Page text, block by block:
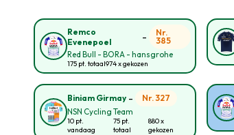
Remco
Evenepoel
-
Nr.
385
Red Bull - BORA - hansgrohe
175 pt. totaal974 x gekozen
Biniam Girmay -
Nr. 327
NSN Cycling Team
10 pt.
vandaag
75 pt.
totaal
880 x
gekozen